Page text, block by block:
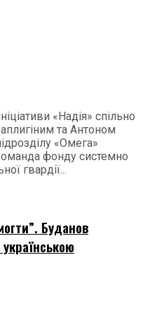
«Надія» спільно
та Антоном
«Омега»
фонду системно
гвардії...
Буданов